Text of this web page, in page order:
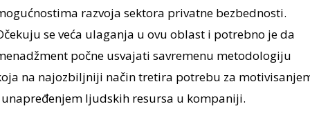
razvoja sektora privatne bezbednosti.
se veća ulaganja u ovu oblast i potrebno je da
počne usvajati savremenu metodologiju
na najozbiljniji način tretira potrebu za
ljudskih resursa u kompaniji.